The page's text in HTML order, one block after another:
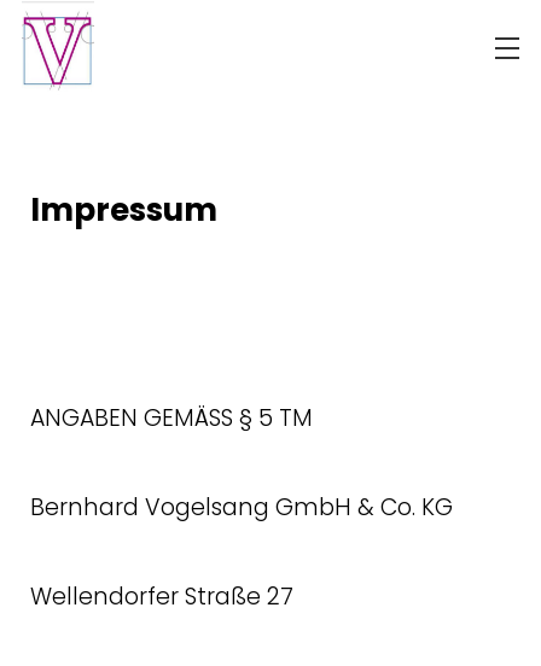
Impressum
ANGABEN GEMÄSS § 5 TM
Bernhard Vogelsang GmbH & Co. KG
Wellendorfer Straße 27